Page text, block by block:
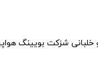
شزکت بویینگ